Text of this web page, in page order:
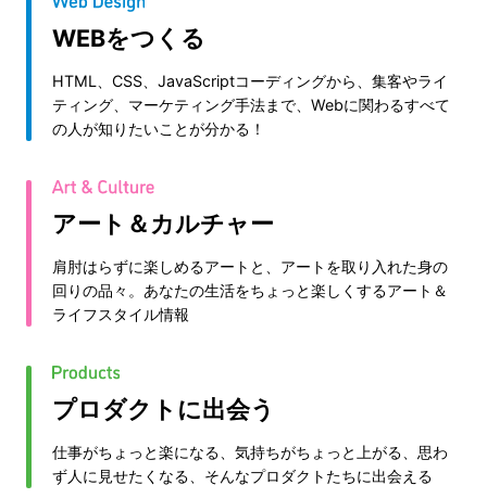
WEBをつくる
HTML、CSS、JavaScriptコーディングから、集客やライ
ティング、マーケティング手法まで、Webに関わるすべて
の人が知りたいことが分かる！
アート＆カルチャー
肩肘はらずに楽しめるアートと、アートを取り入れた身の
回りの品々。あなたの生活をちょっと楽しくするアート＆
ライフスタイル情報
プロダクトに出会う
仕事がちょっと楽になる、気持ちがちょっと上がる、思わ
ず人に見せたくなる、そんなプロダクトたちに出会える